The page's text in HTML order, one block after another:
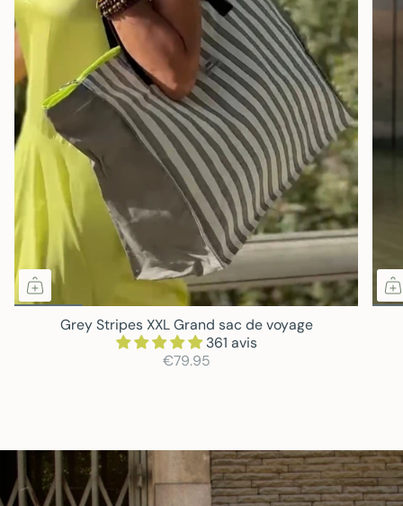
Grey Stripes XXL Grand sac de voyage
361 avis
€79.95